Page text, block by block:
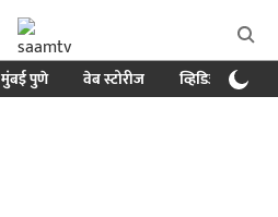
मुंबई पुणे वेब स्टोरीज व्हिडिओ